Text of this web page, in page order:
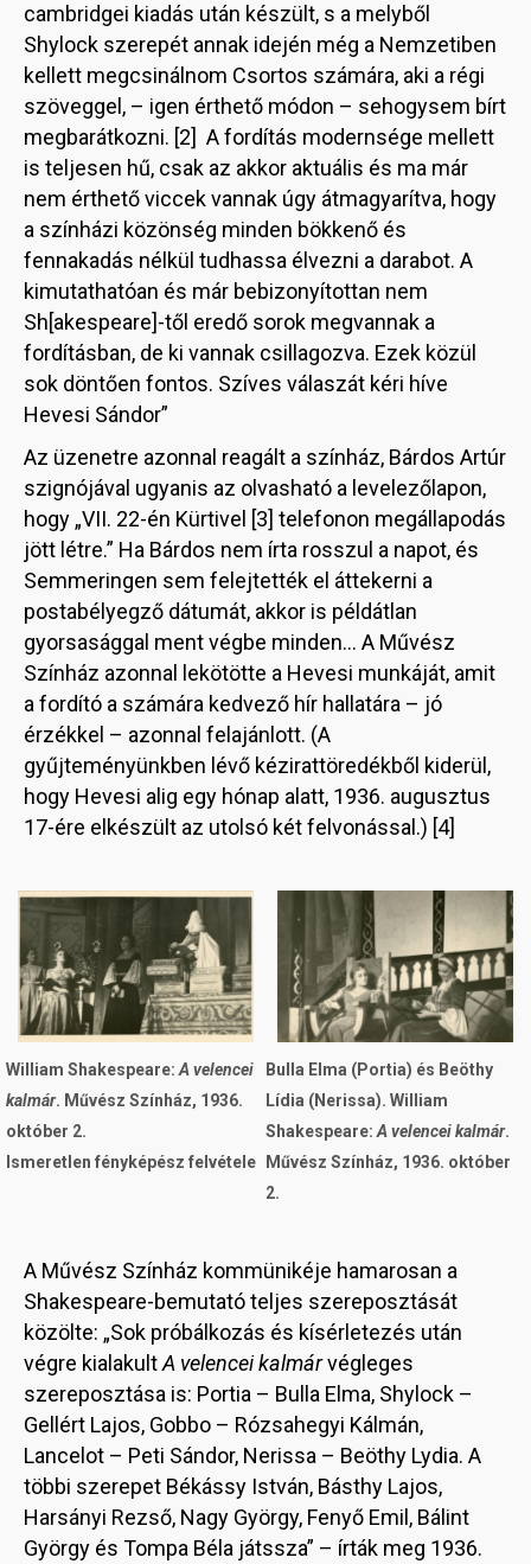
cambridgei kiadás után készült, s a melyből
Shylock szerepét annak idején még a Nemzetiben
kellett megcsinálnom Csortos számára, aki a régi
szöveggel, – igen érthető módon – sehogysem bírt
megbarátkozni. [2] A fordítás modernsége mellett
is teljesen hű, csak az akkor aktuális és ma már
nem érthető viccek vannak úgy átmagyarítva, hogy
a színházi közönség minden bökkenő és
fennakadás nélkül tudhassa élvezni a darabot. A
kimutathatóan és már bebizonyítottan nem
Sh[akespeare]-től eredő sorok megvannak a
fordításban, de ki vannak csillagozva. Ezek közül
sok döntően fontos. Szíves válaszát kéri híve
Hevesi Sándor”
Az üzenetre azonnal reagált a színház, Bárdos Artúr
szignójával ugyanis az olvasható a levelezőlapon,
hogy „VII. 22-én Kürtivel [3] telefonon megállapodás
jött létre.” Ha Bárdos nem írta rosszul a napot, és
Semmeringen sem felejtették el áttekerni a
postabélyegző dátumát, akkor is példátlan
gyorsasággal ment végbe minden… A Művész
Színház azonnal lekötötte a Hevesi munkáját, amit
a fordító a számára kedvező hír hallatára – jó
érzékkel – azonnal felajánlott. (A
gyűjteményünkben lévő kézirattöredékből kiderül,
hogy Hevesi alig egy hónap alatt, 1936. augusztus
17-ére elkészült az utolsó két felvonással.) [4]
Image
William Shakespeare: A velencei
kalmár. Művész Színház, 1936.
október 2.
Ismeretlen fényképész felvétele
Image
Bulla Elma (Portia) és Beöthy
Lídia (Nerissa). William
Shakespeare: A velencei kalmár.
Művész Színház, 1936. október
2.
A Művész Színház kommünikéje hamarosan a
Shakespeare-bemutató teljes szereposztását
közölte: „Sok próbálkozás és kísérletezés után
végre kialakultA velencei kalmárvégleges
szereposztása is: Portia – Bulla Elma, Shylock –
Gellért Lajos, Gobbo – Rózsahegyi Kálmán,
Lancelot – Peti Sándor, Nerissa – Beöthy Lydia. A
többi szerepet Békássy István, Básthy Lajos,
Harsányi Rezső, Nagy György, Fenyő Emil, Bálint
György és Tompa Béla játssza” – írták meg 1936.